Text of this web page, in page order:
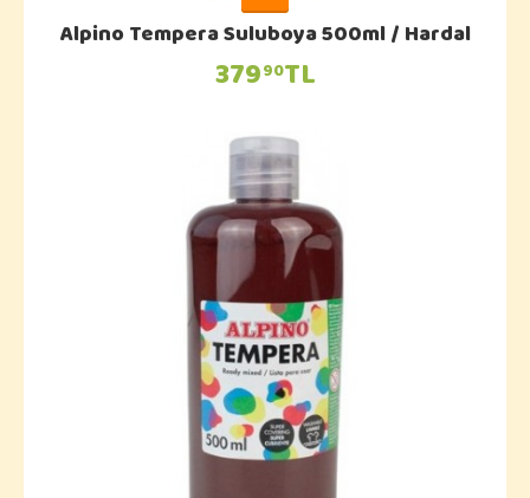
Alpino Tempera Suluboya 500ml / Hardal
37990TL